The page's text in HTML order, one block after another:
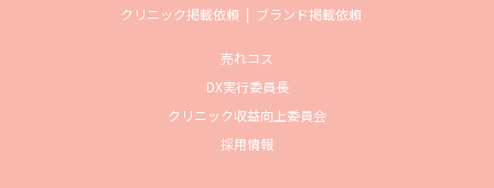
クリニック掲載依頼
ブランド掲載依頼
売れコス
DX実行委員長
クリニック収益向上委員会
採用情報